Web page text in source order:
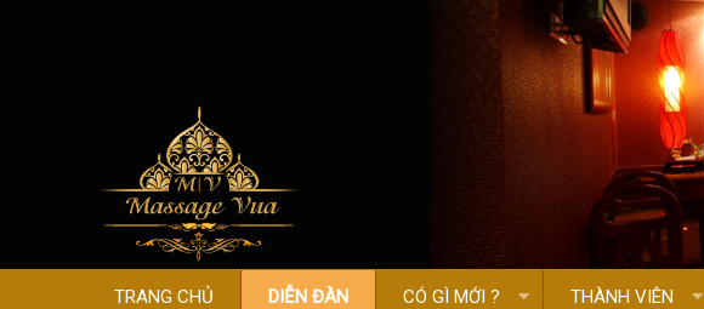
TRANG CHỦ DIỄN ĐÀN CÓ GÌ MỚI ? THÀNH VIÊN